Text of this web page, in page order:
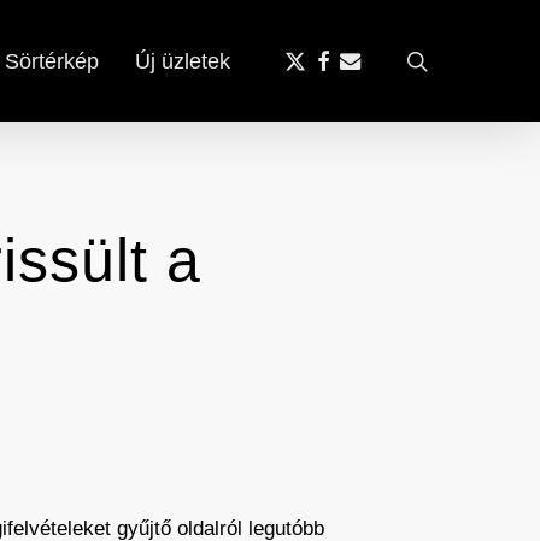
Sörtérkép Új üzletek
x-
facebook
email
a
gyűjtő oldalról legutóbb